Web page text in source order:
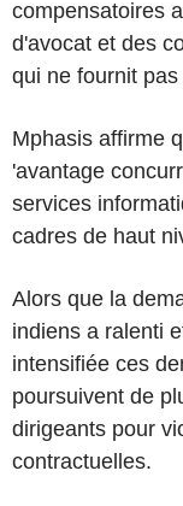
compensatoires
d'avocat et des
qui ne fournit
Mphasis affirme
'avantage
services
cadres de haut
Alors que la
indiens a ralenti
intensifiée ces
poursuivent de
dirigeants pour
contractuelles.